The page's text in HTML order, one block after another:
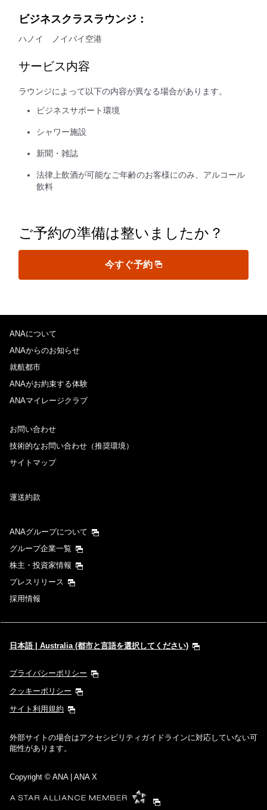
ビジネスクラスラウンジ：
ハノイ ノイバイ空港
サービス内容
ラウンジによって以下の内容が異なる場合があります。
ビジネスサポート環境
シャワー施設
新聞・雑誌
法律上飲酒が可能なご年齢のお客様にのみ、アルコール
飲料
ご予約の準備は整いましたか？
今すぐ予約
ANAについて
ANAからのお知らせ
就航都市
ANAがお約束する体験
ANAマイレージクラブ
お問い合わせ
技術的なお問い合わせ（推奨環境）
サイトマップ
運送約款
ANAグループについて
グループ企業一覧
株主・投資家情報
プレスリリース
採用情報
日本語 | Australia (都市と言語を選択してください)
プライバシーポリシー
クッキーポリシー
サイト利用規約
外部サイトの場合はアクセシビリティガイドラインに対応していない可
能性があります。
Copyright © ANA | ANA X